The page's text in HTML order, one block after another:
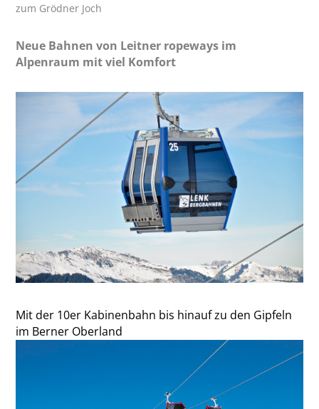
zum Grödner Joch
Neue Bahnen von Leitner ropeways im
Alpenraum mit viel Komfort
Mit der 10er Kabinenbahn bis hinauf zu den Gipfeln
im Berner Oberland